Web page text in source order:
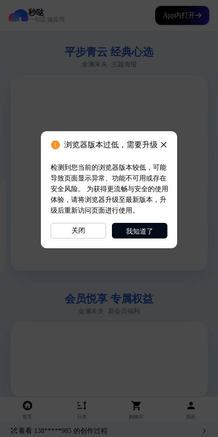
秒哒
一句话 做应用
App内打开
看看 138*****985 的创作过程
浏览器版本过低，需要升级
检测到您当前的浏览器版本较低，可能
导致页面显示异常、功能不可用或存在
安全风险。 为获得更流畅与安全的使用
体验，请将浏览器升级至最新版本，升
级后重新访问页面进行使用。
关闭 我知道了